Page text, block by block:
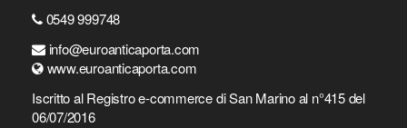
0549 999748
info@euroanticaporta.com
www.euroanticaporta.com
Iscritto al Registro e-commerce di San Marino al n°415 del
06/07/2016